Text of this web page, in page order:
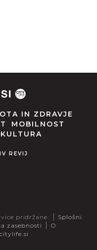
IN ZDRAVJE
MOBILNOST
KULTURA
REVIJ
pridržane.
Splošni
zasebnosti
O